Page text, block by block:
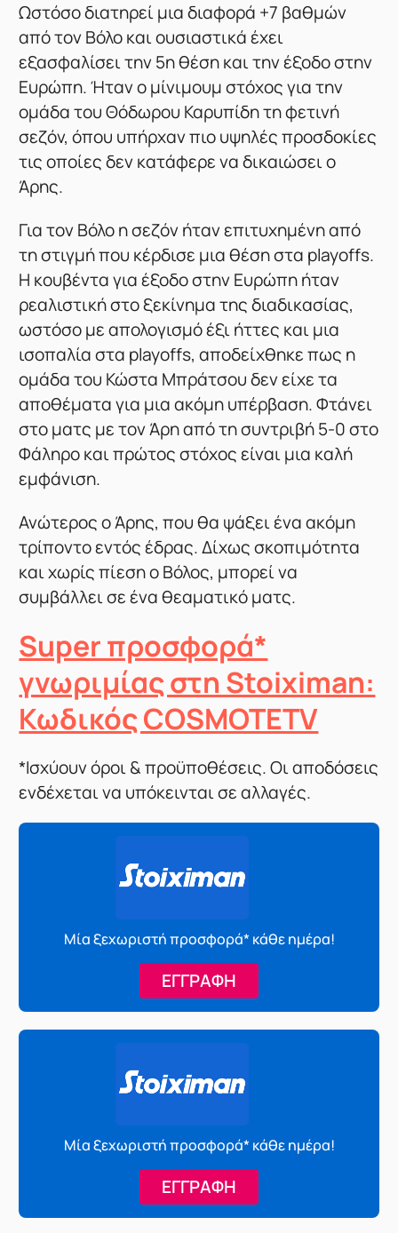
Ωστόσο διατηρεί μια διαφορά +7 βαθμών
από τον Βόλο και ουσιαστικά έχει
εξασφαλίσει την 5η θέση και την έξοδο στην
Ευρώπη. Ήταν ο μίνιμουμ στόχος για την
ομάδα του Θόδωρου Καρυπίδη τη φετινή
σεζόν, όπου υπήρχαν πιο υψηλές προσδοκίες
τις οποίες δεν κατάφερε να δικαιώσει ο
Άρης.
Για τον Βόλο η σεζόν ήταν επιτυχημένη από
τη στιγμή που κέρδισε μια θέση στα playoffs.
Η κουβέντα για έξοδο στην Ευρώπη ήταν
ρεαλιστική στο ξεκίνημα της διαδικασίας,
ωστόσο με απολογισμό έξι ήττες και μια
ισοπαλία στα playoffs, αποδείχθηκε πως η
ομάδα του Κώστα Μπράτσου δεν είχε τα
αποθέματα για μια ακόμη υπέρβαση. Φτάνει
στο ματς με τον Άρη από τη συντριβή 5-0 στο
Φάληρο και πρώτος στόχος είναι μια καλή
εμφάνιση.
Ανώτερος ο Άρης, που θα ψάξει ένα ακόμη
τρίποντο εντός έδρας. Δίχως σκοπιμότητα
και χωρίς πίεση ο Βόλος, μπορεί να
συμβάλλει σε ένα θεαματικό ματς.
Super προσφορά*
γνωριμίας στη Stoiximan:
Κωδικός COSMOTETV
*Ισχύουν όροι & προϋποθέσεις. Οι αποδόσεις
ενδέχεται να υπόκεινται σε αλλαγές.
Μία ξεχωριστή προσφορά* κάθε ημέρα!
ΕΓΓΡΑΦΗ
Μία ξεχωριστή προσφορά* κάθε ημέρα!
ΕΓΓΡΑΦΗ